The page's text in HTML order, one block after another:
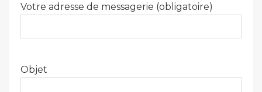
Votre adresse de messagerie (obligatoire)
Objet